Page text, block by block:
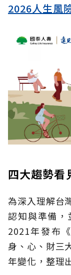
2026人生風
四大趨勢看
為深入理解台
認知與準備，
2021年發布
身、心、財三
年變化，整理